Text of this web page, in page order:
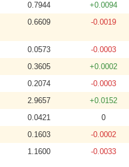
0.7944
+0.0094
0.6609 -0.0019
0.0573
-0.0003
0.3605
+0.0002
0.2074
-0.0003
2.9657
+0.0152
0.0421
0
0.1603
-0.0002
1.1600 -0.0033